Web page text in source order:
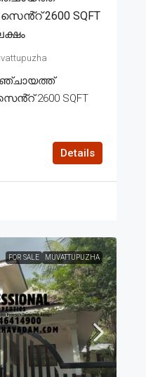
2600 SQFT
2600 SQFT
Details
FOR SALE MUVATTUPUZHA